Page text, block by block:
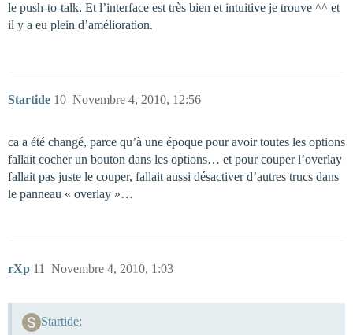
le push-to-talk. Et l’interface est très bien et intuitive je trouve ^^ et
il y a eu plein d’amélioration.
Startide Novembre 4, 2010, 12:56
10
ca a été changé, parce qu’à une époque pour avoir toutes les options
fallait cocher un bouton dans les options… et pour couper l’overlay
fallait pas juste le couper, fallait aussi désactiver d’autres trucs dans
le panneau « overlay »…
rXp Novembre 4, 2010, 1:03
11
Startide: